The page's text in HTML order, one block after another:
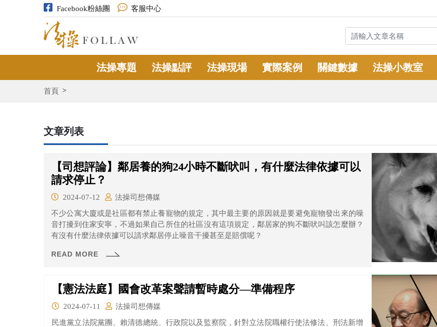
Facebook粉絲團 客服中心
法操專題 法操點評 法操現場 實際案例 關鍵數據 法操小教室
首頁
文章列表
【司想評論】鄰居養的狗24小時不斷吠叫，有什麼法律依據可以
請求停止？
2024-07-12
法操司想傳媒
不少公寓大廈或是社區都有禁止養寵物的規定，其中最主要的原因就是要避免寵物發出來的噪
音打擾到住家安寧，不過如果自己所住的社區沒有這項規定，鄰居家的狗不斷吠叫該怎麼辦？
有沒有什麼法律依據可以請求鄰居停止噪音干擾甚至是賠償呢？
READ MORE
【憲法法庭】國會改革案聲請暫時處分—準備程序
2024-07-11
法操司想傳媒
民進黨立法院黨團、賴清德總統、行政院以及監察院，針對立法院職權行使法修法、刑法新增